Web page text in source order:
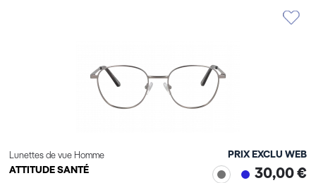
Lunettes de vue Homme
ATTITUDE SANTÉ
PRIX EXCLU WEB
30,00 €